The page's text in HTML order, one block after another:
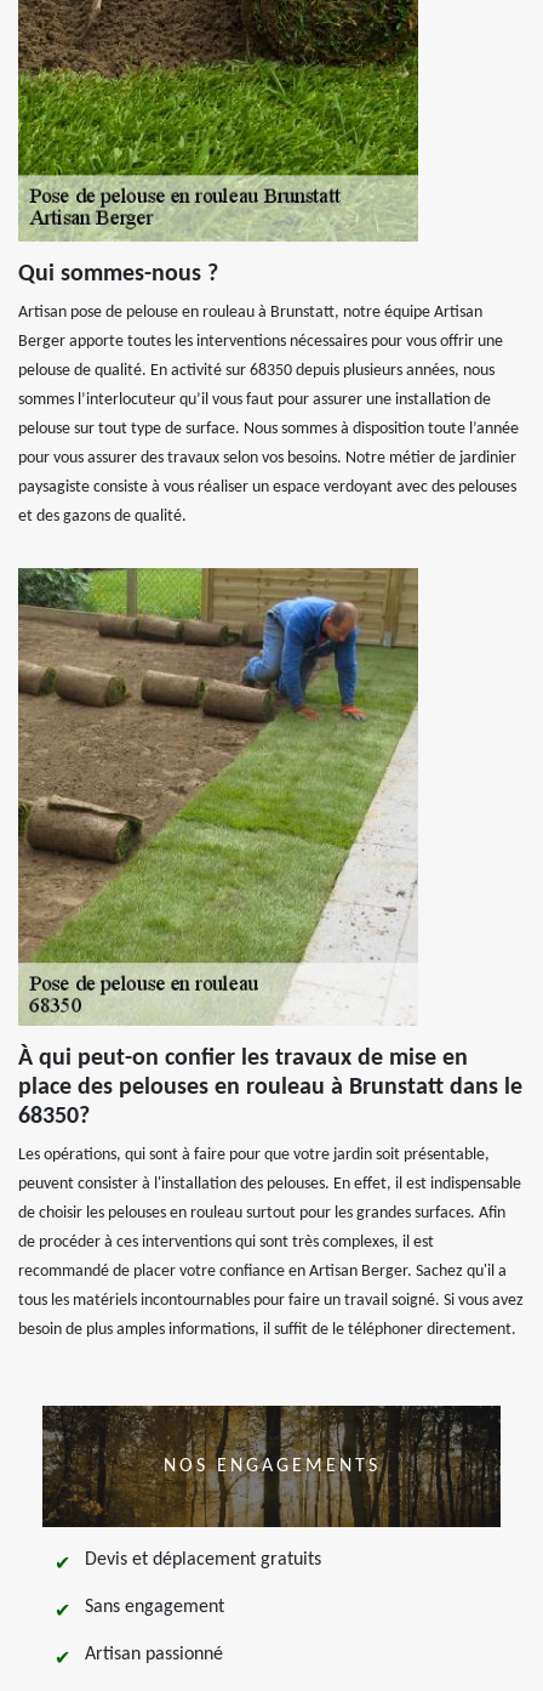
Qui sommes-nous ?
Artisan pose de pelouse en rouleau à Brunstatt, notre équipe Artisan
Berger apporte toutes les interventions nécessaires pour vous offrir une
pelouse de qualité. En activité sur 68350 depuis plusieurs années, nous
sommes l’interlocuteur qu’il vous faut pour assurer une installation de
pelouse sur tout type de surface. Nous sommes à disposition toute l’année
pour vous assurer des travaux selon vos besoins. Notre métier de jardinier
paysagiste consiste à vous réaliser un espace verdoyant avec des pelouses
et des gazons de qualité.
À qui peut-on confier les travaux de mise en
place des pelouses en rouleau à Brunstatt dans le
68350?
Les opérations, qui sont à faire pour que votre jardin soit présentable,
peuvent consister à l'installation des pelouses. En effet, il est indispensable
de choisir les pelouses en rouleau surtout pour les grandes surfaces. Afin
de procéder à ces interventions qui sont très complexes, il est
recommandé de placer votre confiance en Artisan Berger. Sachez qu'il a
tous les matériels incontournables pour faire un travail soigné. Si vous avez
besoin de plus amples informations, il suffit de le téléphoner directement.
NOS ENGAGEMENTS
Devis et déplacement gratuits
Sans engagement
Artisan passionné